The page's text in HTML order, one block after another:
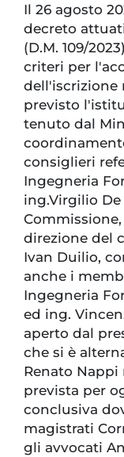
Il 26 agosto
decreto
(D.M. 109/
criteri per
dell'iscrizione
previsto
tenuto dal
consiglieri
Ingegneria
ing.Virgilio De
direzione del
Ivan Duilio,
anche i
Ingegneria
ed ing.
aperto dal
che si è
Renato Nappi
prevista per
conclusiva
magistrati
gli avvocati